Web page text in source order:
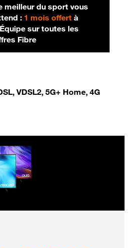
meilleur du sport vous
: 1 mois offertà
sur toutes les
Fibre
VDSL2, 5G+ Home, 4G